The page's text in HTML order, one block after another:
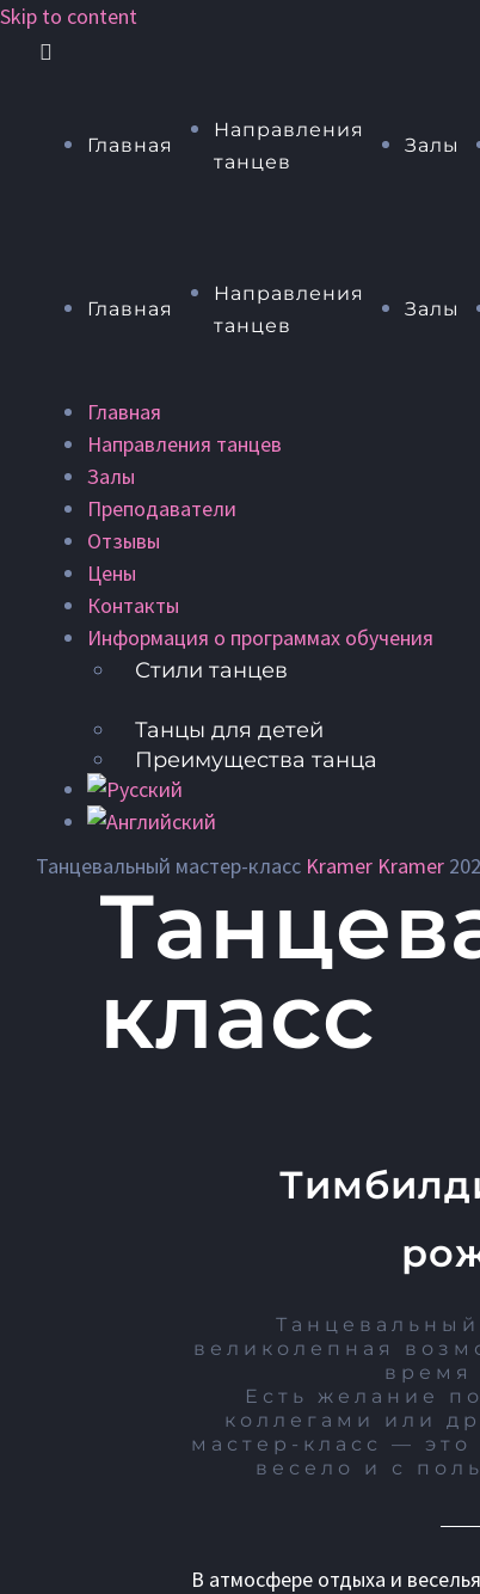
Skip to content
Главная
Направления
танцев
Залы
Главная
Направления
танцев
Залы
Главная
Направления танцев
Залы
Преподаватели
Отзывы
Цены
Контакты
Информация о программах обучения
Стили танцев
Танцы для детей
Преимущества танца
Танцевальный мастер-класс Kramer Kramer
класс
великолепная
время
Есть желание
коллегами или
мастер-класс —
весело и с
В атмосфере отдыха и